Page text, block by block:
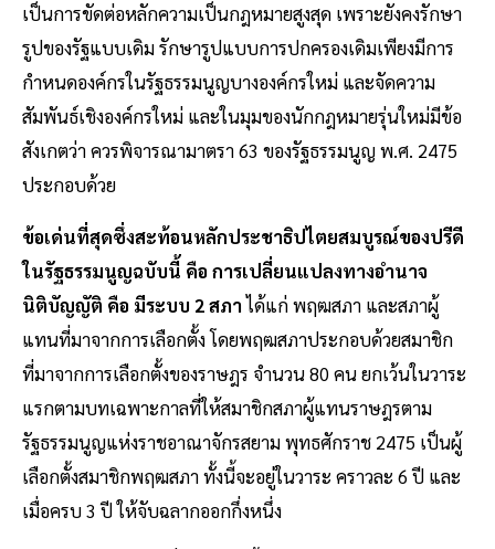
เป็นการขัดต่อหลักความเป็นกฎหมายสูงสุด เพราะยังคงรักษา
รูปของรัฐแบบเดิม รักษารูปแบบการปกครองเดิมเพียงมีการ
กำหนดองค์กรในรัฐธรรมนูญบางองค์กรใหม่ และจัดความ
สัมพันธ์เชิงองค์กรใหม่ และในมุมของนักกฎหมายรุ่นใหม่มีข้อ
สังเกตว่า ควรพิจารณามาตรา 63 ของรัฐธรรมนูญ พ.ศ. 2475
ประกอบด้วย
ข้อเด่นที่สุดซึ่งสะท้อนหลักประชาธิปไตยสมบูรณ์ของปรีดี
ในรัฐธรรมนูญฉบับนี้ คือ การเปลี่ยนแปลงทางอำนาจ
นิติบัญญัติ คือ มีระบบ 2 สภาได้แก่ พฤฒสภา และสภาผู้
แทนที่มาจากการเลือกตั้ง โดยพฤฒสภาประกอบด้วยสมาชิก
ที่มาจากการเลือกตั้งของราษฎร จำนวน 80 คน ยกเว้นในวาระ
แรกตามบทเฉพาะกาลที่ให้สมาชิกสภาผู้แทนราษฎรตาม
รัฐธรรมนูญแห่งราชอาณาจักรสยาม พุทธศักราช 2475 เป็นผู้
เลือกตั้งสมาชิกพฤฒสภา ทั้งนี้จะอยู่ในวาระ คราวละ 6 ปี และ
เมื่อครบ 3 ปี ให้จับฉลากออกกึ่งหนึ่ง